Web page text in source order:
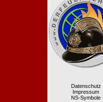
Datenschutz
Impressum
NS-Symbole